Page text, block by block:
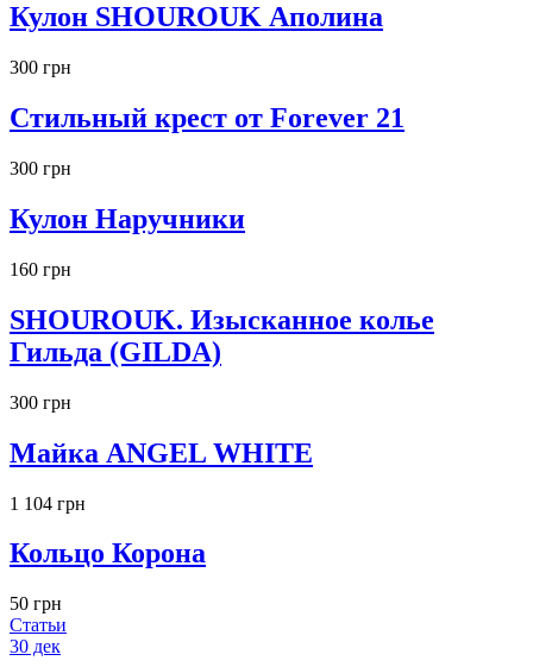
Кулон SHOUROUK Аполина
300 грн
Стильный крест от Forever 21
300 грн
Кулон Наручники
160 грн
SHOUROUK. Изысканное колье
Гильда (GILDA)
300 грн
Майка ANGEL WHITE
1 104 грн
Кольцо Корона
50 грн
Статьи
30 дек